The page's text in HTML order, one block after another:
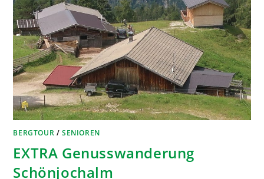
BERGTOUR /SENIOREN
EXTRA Genusswanderung
Schönjochalm